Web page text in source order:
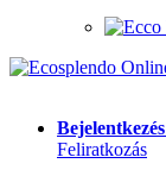
Bejelentkezés
Feliratkozás